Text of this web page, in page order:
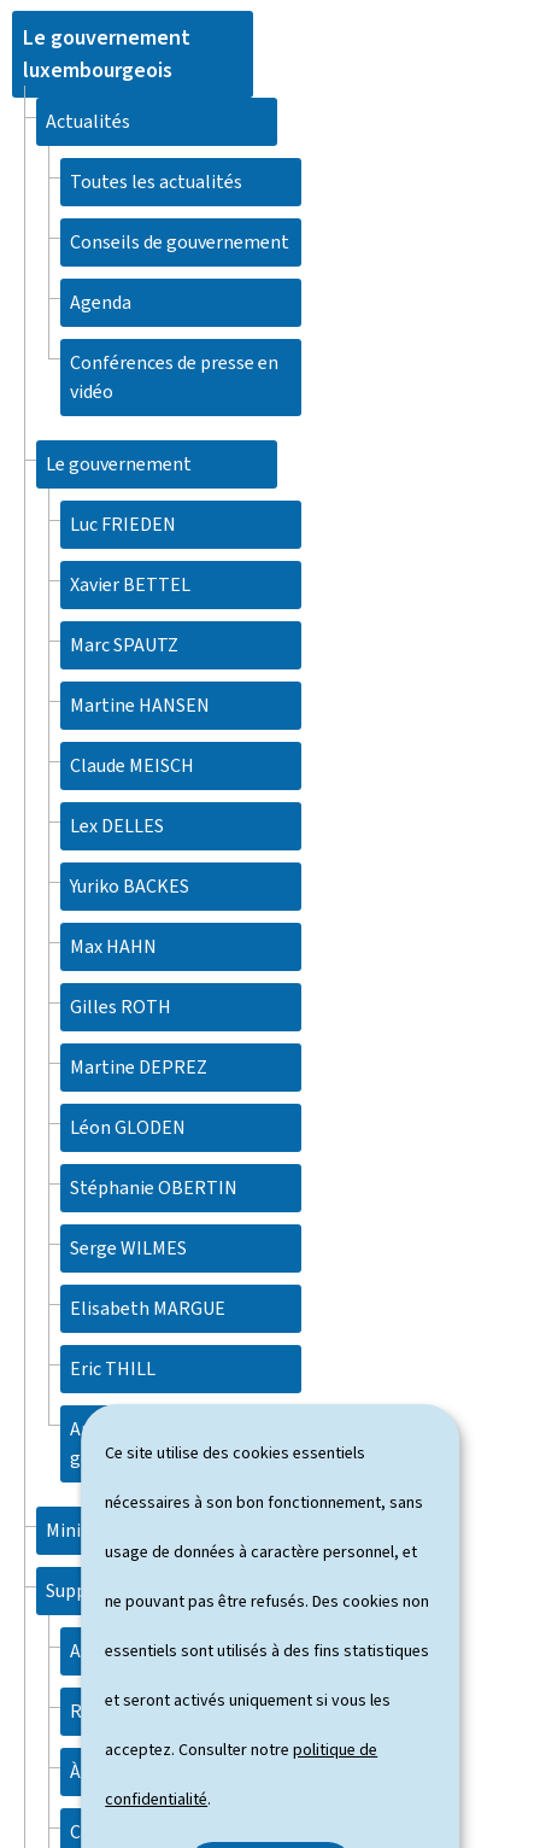
Ce site utilise des cookies essentiels
nécessaires à son bon fonctionnement, sans
usage de données à caractère personnel, et
ne pouvant pas être refusés. Des cookies non
essentiels sont utilisés à des fins statistiques
et seront activés uniquement si vous les
acceptez. Consulter notrepolitique de
confidentialité.
Le gouvernement
luxembourgeois
Actualités
Toutes les actualités
Conseils de gouvernement
Agenda
Conférences de presse en
vidéo
Le gouvernement
Luc FRIEDEN
Xavier BETTEL
Marc SPAUTZ
Martine HANSEN
Claude MEISCH
Lex DELLES
Yuriko BACKES
Max HAHN
Gilles ROTH
Martine DEPREZ
Léon GLODEN
Stéphanie OBERTIN
Serge WILMES
Elisabeth MARGUE
Eric THILL
Anciens membres du
gouvernement
Ministères
Support
Aspects légaux
Recherche
À propos du site
Contact